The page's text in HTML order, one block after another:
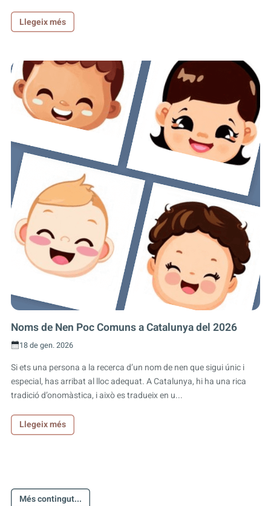
Llegeix més
Noms de Nen Poc Comuns a Catalunya del 2026
18 de gen. 2026
Si ets una persona a la recerca d’un nom de nen que sigui únic i
especial, has arribat al lloc adequat. A Catalunya, hi ha una rica
tradició d’onomàstica, i això es tradueix en u...
Llegeix més
Més contingut...